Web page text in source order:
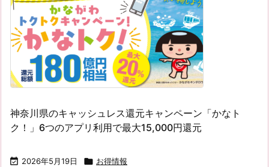
神奈川県のキャッシュレス還元キャンペーン「かなト
ク！」6つのアプリ利用で最大15,000円還元
 2026年5月19日  お得情報